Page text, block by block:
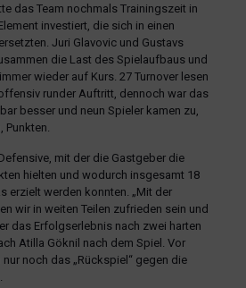
das Team nochmals Trainingszeit in
investiert, die sich in einen
Juri Glavovic und Gustavs
die Last des Spielaufbaus und
wieder auf Kurs. 27 Turnover lesen
runder Auftritt, dennoch war das
besser und neun Spieler kamen zu,
Punkten.
mit der die Gastgeber die
hielten und wodurch insgesamt 18
erzielt werden konnten. „Mit der
wir in weiten Teilen zufrieden sein und
das Erfolgserlebnis nach zwei harten
Atilla Göknil nach dem Spiel. Vor
noch das „Rückspiel“ gegen die